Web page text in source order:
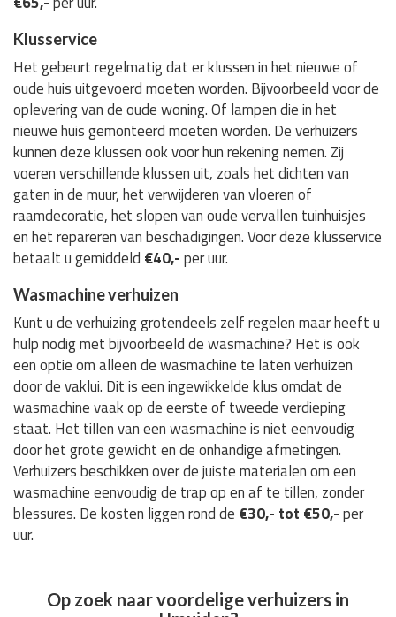
Klusservice
Het gebeurt regelmatig dat er klussen in het nieuwe of
oude huis uitgevoerd moeten worden. Bijvoorbeeld voor de
oplevering van de oude woning. Of lampen die in het
nieuwe huis gemonteerd moeten worden. De verhuizers
kunnen deze klussen ook voor hun rekening nemen. Zij
voeren verschillende klussen uit, zoals het dichten van
gaten in de muur, het verwijderen van vloeren of
raamdecoratie, het slopen van oude vervallen tuinhuisjes
en het repareren van beschadigingen. Voor deze klusservice
betaalt u gemiddeld €40,-per uur.
Wasmachine verhuizen
Kunt u de verhuizing grotendeels zelf regelen maar heeft u
hulp nodig met bijvoorbeeld de wasmachine? Het is ook
een optie om alleen de wasmachine te laten verhuizen
door de vaklui. Dit is een ingewikkelde klus omdat de
wasmachine vaak op de eerste of tweede verdieping
staat. Het tillen van een wasmachine is niet eenvoudig
door het grote gewicht en de onhandige afmetingen.
Verhuizers beschikken over de juiste materialen om een
wasmachine eenvoudig de trap op en af te tillen, zonder
blessures. De kosten liggen rond de €30,- tot €50,-per
uur.
Op zoek naar voordelige verhuizers in